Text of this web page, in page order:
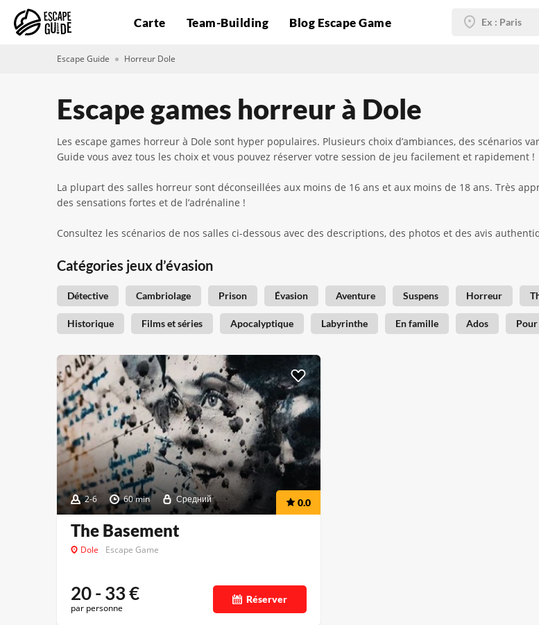
Carte Team-Building Blog Escape Game
Escape Guide Horreur Dole
Escape games horreur à Dole
Les escape games horreur à Dole sont hyper populaires. Plusieurs choix d’ambiances, des scénarios
Guide vous avez tous les choix et vous pouvez réserver votre session de jeu facilement et rapidement !
La plupart des salles horreur sont déconseillées aux moins de 16 ans et aux moins de 18 ans. Très
des sensations fortes et de l’adrénaline !
Consultez les scénarios de nos salles ci-dessous avec des descriptions, des photos et des avis
Catégories jeux d’évasion
Détective Cambriolage Prison Évasion Aventure Suspens Horreur
Historique Films et séries Apocalyptique Labyrinthe En famille Ados
2-6 60 min Средний 0.0
The Basement
Dole Escape Game
20 - 33€
par personne
Réserver